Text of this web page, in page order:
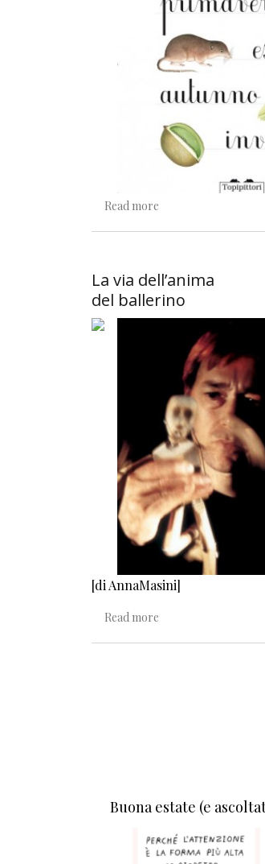
Read more
La via dell’anima
del ballerino
[di AnnaMasini]
Read more
Buona estate (e